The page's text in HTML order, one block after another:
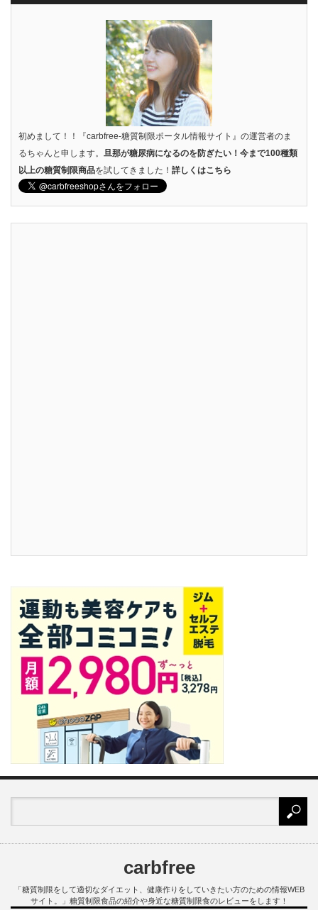
初めまして！！『carbfree-糖質制限ポータル情報サイト』の運営者のま
るちゃんと申します。 旦那が糖尿病になるのを防ぎたい！今まで100種類
以上の糖質制限商品を試してきました！ 詳しくはこちら
carbfree
「糖質制限をして適切なダイエット、健康作りをしていきたい方のための情報WEB
サイト。」糖質制限食品の紹介や身近な糖質制限食のレビューをします！